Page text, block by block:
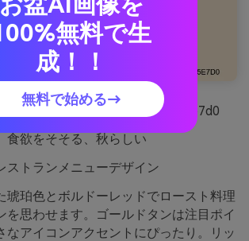
#702130 #a64b3b #d6a06a #f5e7d0
食欲をそそる、秋らしい
ストランメニューデザイン
琥珀色とボルドーレッドでロースト料理
を思わせます。ゴールドタンは注目ポイ
なアイコンアクセントにぴったり。リッ
無料で生
成！！
無料で始める→